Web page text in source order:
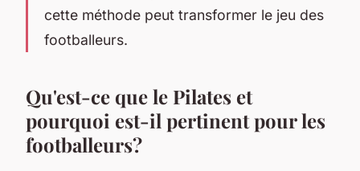
cette méthode peut transformer le jeu des
footballeurs.
Qu'est-ce que le Pilates et
pourquoi est-il pertinent pour les
footballeurs?